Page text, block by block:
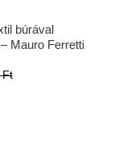
búrával
Mauro Ferretti
Ft